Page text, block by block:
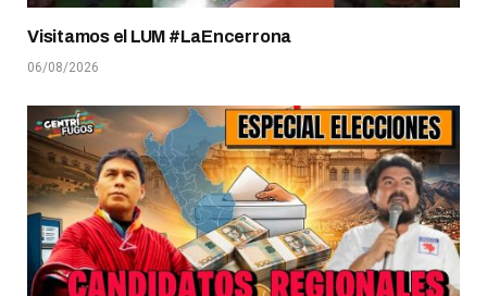
Visitamos el LUM #LaEncerrona
06/08/2026